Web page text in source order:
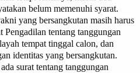
belum memenuhi syarat.
yang bersangkutan masih harus
Pengadilan tentang tanggungan
tempat tinggal calon, dan
identitas yang bersangkutan.
surat tentang tanggungan